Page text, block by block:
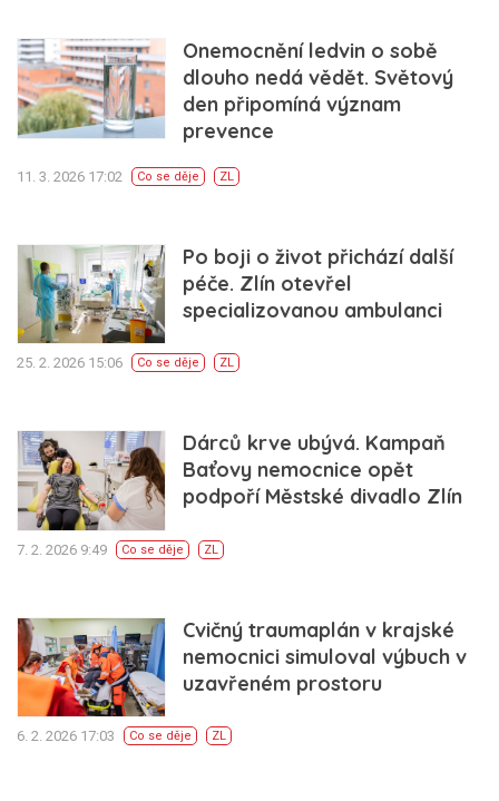
Onemocnění ledvin o sobě
dlouho nedá vědět. Světový
den připomíná význam
prevence
11. 3. 2026 17:02 Co se děje ZL
Po boji o život přichází další
péče. Zlín otevřel
specializovanou ambulanci
25. 2. 2026 15:06 Co se děje ZL
Dárců krve ubývá. Kampaň
Baťovy nemocnice opět
podpoří Městské divadlo Zlín
7. 2. 2026 9:49 Co se děje ZL
Cvičný traumaplán v krajské
nemocnici simuloval výbuch v
uzavřeném prostoru
6. 2. 2026 17:03 Co se děje ZL